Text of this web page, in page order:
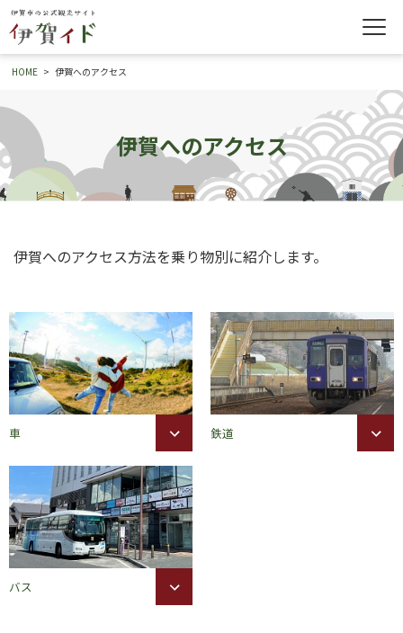
HOME 伊賀へのアクセス
伊賀へのアクセス
伊賀へのアクセス方法を乗り物別に紹介します。
車 鉄道
バス